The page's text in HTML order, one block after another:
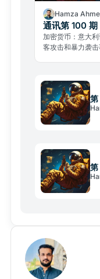
Hamza
通讯第 100 期
加密货币：意大
客攻击和暴力袭击